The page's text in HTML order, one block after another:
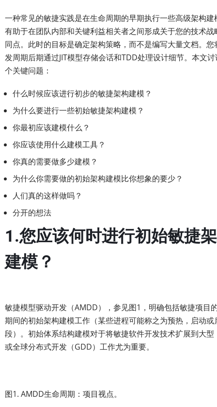
一种常见的敏捷实践是在生命周期的早期执行一些高级架构建
有助于在团队内部和关键利益相关者之间形成关于您的技术战
同点。此时的目标是确定架构策略，而不是编写大量文档。您
发周期后期通过JIT模型存储会话和TDD处理设计细节。本文
个关键问题：
什么时候应该进行初步的敏捷架构建模？
为什么要进行一些初始敏捷架构建模？
你最初应该建模什么？
你应该使用什么建模工具？
你真的需要做多少建模？
为什么你需要做的初始架构建模比你想象的要少？
人们真的这样做吗？
分开的想法
1.您应该何时进行初始敏捷
建模？
敏捷模型驱动开发（AMDD），参见图1，明确包括敏捷项目
期间的初始架构建模工作（某些进程可能称之为预热，启动或
段）。初始体系结构建模对于将敏捷软件开发技术扩展到大型
或全球分布式开发（GDD）工作尤为重要。
图1. AMDD生命周期：项目视点。